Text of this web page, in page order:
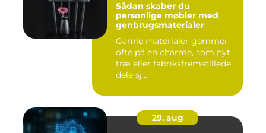
Sådan skaber du
personlige møbler med
genbrugsmaterialer
Gamle materialer gemmer
ofte på en charme, som nyt
træ eller fabriksfremstillede
dele sj...
29. aug